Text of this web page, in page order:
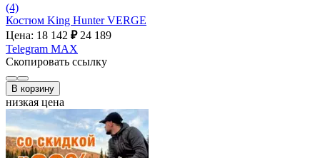
(4)
Костюм King Hunter VERGE
Цена: 18 142 ₽ 24 189
Telegram MAX
Скопировать ссылку
В корзину
низкая цена